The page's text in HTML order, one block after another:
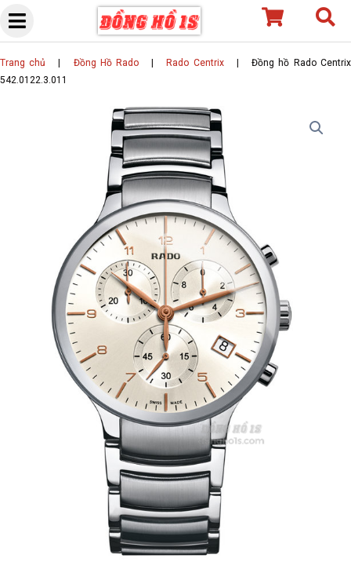
Skip
content
Trang chủ Đồng Hồ Rado Rado Centrix| Đồng hồ Rado Centrix
542.0122.3.011